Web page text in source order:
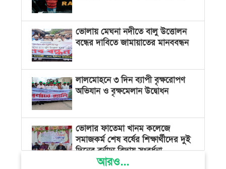
ভোলায় মেঘনা নদীতে বালু উত্তোলন
বন্ধের দাবিতে জামায়াতের মানববন্ধন
লালমোহনে ৩ দিন ব্যাপী বৃক্ষরোপণ
অভিযান ও বৃক্ষমেলান উদ্বোধন
ভোলার ফাতেমা খানম কলেজে
সমাজকর্ম শেষ বর্ষের শিক্ষার্থীদের দুই
দিনের বর্নাঢ্য বিদায় সংবর্ধনা
আরও...